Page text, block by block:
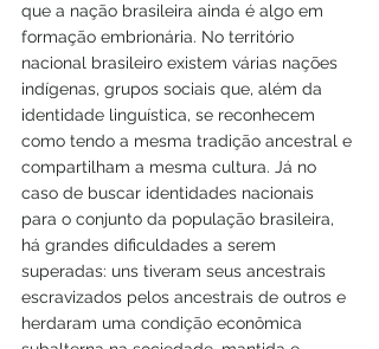
que a nação brasileira ainda é algo em
formação embrionária. No território
nacional brasileiro existem várias nações
indígenas, grupos sociais que, além da
identidade linguística, se reconhecem
como tendo a mesma tradição ancestral e
compartilham a mesma cultura. Já no
caso de buscar identidades nacionais
para o conjunto da população brasileira,
há grandes dificuldades a serem
superadas: uns tiveram seus ancestrais
escravizados pelos ancestrais de outros e
herdaram uma condição econômica